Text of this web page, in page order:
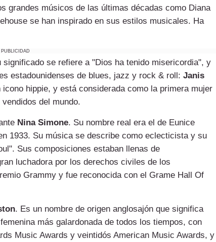
grandes músicos de las últimas décadas como Diana
se han inspirado en sus estilos musicales. Ha
PUBLICIDAD
significado se refiere a "Dios ha tenido misericordia", y
estadounidenses de blues, jazz y rock & roll: Janis
hippie, y está considerada como la primera mujer
del mundo.
Nina Simone. Su nombre real era el de Eunice
1933. Su música se describe como eclecticista y su
Sus composiciones estaban llenas de
luchadora por los derechos civiles de los
Grammy y fue reconocida con el Grame Hall Of
. Es un nombre de origen anglosajón que significa
más galardonada de todos los tiempos, con
Music Awards y veintidós American Music Awards, y